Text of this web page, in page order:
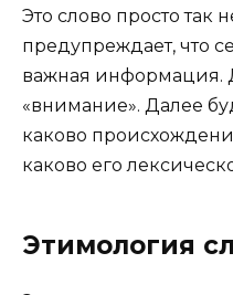
Это слово просто так
предупреждает, что
важная информация.
«внимание». Далее
каково
каково его
Этимология